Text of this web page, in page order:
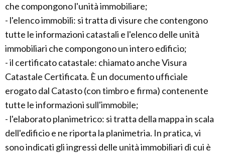
che compongono l'unità immobiliare;
- l'elenco immobili: si tratta di visure che contengono
tutte le informazioni catastali e l'elenco delle unità
immobiliari che compongono un intero edificio;
- il certificato catastale: chiamato anche Visura
Catastale Certificata. È un documento ufficiale
erogato dal Catasto (con timbro e firma) contenente
tutte le informazioni sull'immobile;
- l'elaborato planimetrico: si tratta della mappa in scala
dell'edificio e ne riporta la planimetria. In pratica, vi
sono indicati gli ingressi delle unità immobiliari di cui è